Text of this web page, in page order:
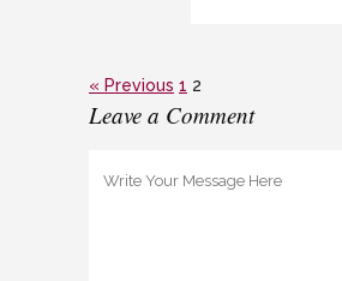
« Previous 1 2
Leave a Comment